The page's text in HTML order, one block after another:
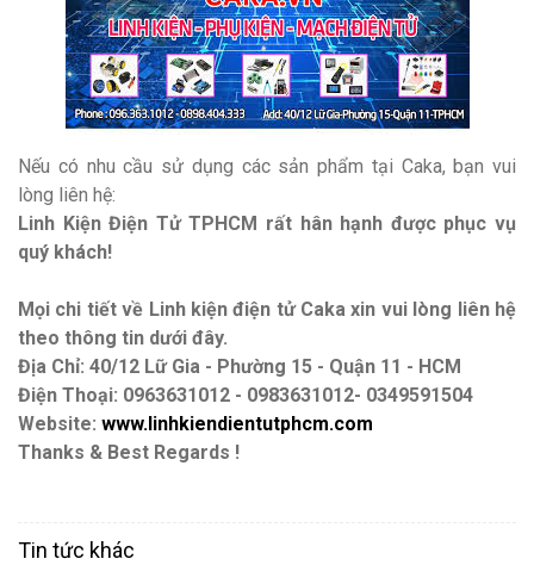
Nếu có nhu cầu sử dụng các sản phẩm tại Caka, bạn vui
lòng liên hệ:
Linh Kiện Điện Tử TPHCM rất hân hạnh được phục vụ
quý khách!
Mọi chi tiết về Linh kiện điện tử Caka xin vui lòng liên hệ
theo thông tin dưới đây.
Địa Chỉ: 40/12 Lữ Gia - Phường 15 - Quận 11 - HCM
Điện Thoại: 0963631012 - 0983631012- 0349591504
Website: www.linhkiendientutphcm.com
Thanks & Best Regards !
Tin tức khác